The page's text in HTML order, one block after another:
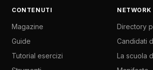
CONTENUTI
Magazine
Guide
Tutorial esercizi
NETWORK
Directory
Candidati
La scuola